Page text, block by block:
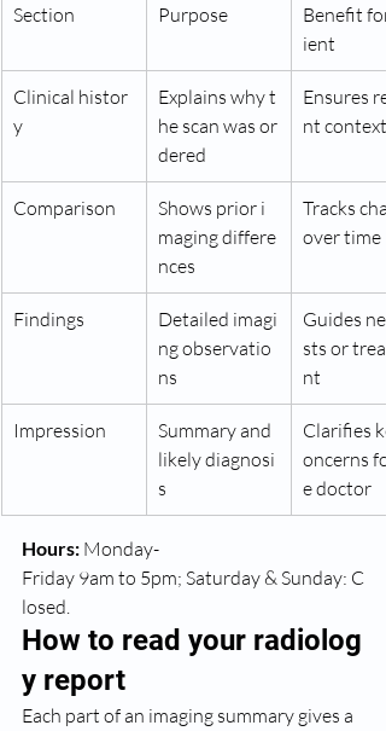
Section Purpose
Benefit for
ient
Clinical histor
y
Explains why t
he scan was or
dered
Ensures
nt context
Comparison
Shows prior i
maging differe
nces
Tracks
over time
Findings
Detailed imagi
ng observatio
ns
Guides
sts or
nt
Impression
Summary and
likely diagnosi
s
Clarifies
oncerns
e doctor
Hours: Monday-
Friday 9am to 5pm; Saturday & Sunday: C
losed.
How to read your radiolog
y report
Each part of an imaging summary gives a